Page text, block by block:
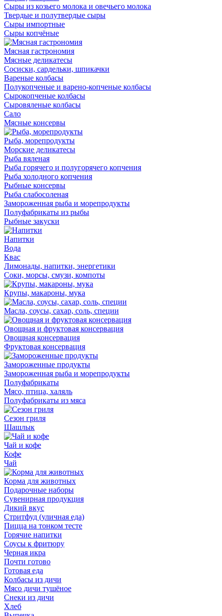
Сыры из козьего молока и овечьего молока
Твердые и полутвердые сыры
Сыры импортные
Сыры копчёные
Мясная гастрономия
Мясные деликатесы
Сосиски, сардельки, шпикачки
Вареные колбасы
Полукопченые и варено-копченые колбасы
Сырокопченые колбасы
Сыровяленые колбасы
Сало
Мясные консервы
Рыба, морепродукты
Морские деликатесы
Рыба вяленая
Рыба горячего и полугорячего копчения
Рыба холодного копчения
Рыбные консервы
Рыба слабосоленая
Замороженная рыба и морепродукты
Полуфабрикаты из рыбы
Рыбные закуски
Напитки
Вода
Квас
Лимонады, напитки, энергетики
Соки, морсы, смузи, компоты
Крупы, макароны, мука
Масла, соусы, сахар, соль, специи
Овощная и фруктовая консервация
Овощная консервация
Фруктовая консервация
Замороженные продукты
Замороженная рыба и морепродукты
Полуфабрикаты
Мясо, птица, халяль
Полуфабрикаты из мяса
Сезон гриля
Шашлык
Чай и кофе
Кофе
Чай
Корма для животных
Подарочные наборы
Сувенирная продукция
Дикий вкус
Стритфуд (уличная еда)
Пицца на тонком тесте
Горячие напитки
Соусы к фритюру
Черная икра
Почти готово
Готовая еда
Колбасы из дичи
Мясо дичи тушёное
Снеки из дичи
Хлеб